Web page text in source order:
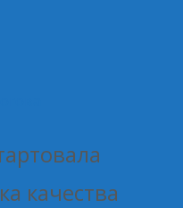
качества